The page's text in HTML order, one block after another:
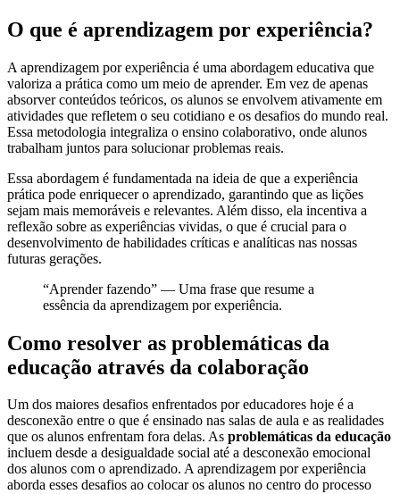
O que é aprendizagem por experiência?
A aprendizagem por experiência é uma abordagem educativa que
valoriza a prática como um meio de aprender. Em vez de apenas
absorver conteúdos teóricos, os alunos se envolvem ativamente em
atividades que refletem o seu cotidiano e os desafios do mundo real.
Essa metodologia integraliza o ensino colaborativo, onde alunos
trabalham juntos para solucionar problemas reais.
Essa abordagem é fundamentada na ideia de que a experiência
prática pode enriquecer o aprendizado, garantindo que as lições
sejam mais memoráveis e relevantes. Além disso, ela incentiva a
reflexão sobre as experiências vividas, o que é crucial para o
desenvolvimento de habilidades críticas e analíticas nas nossas
futuras gerações.
“Aprender fazendo” — Uma frase que resume a
essência da aprendizagem por experiência.
Como resolver as problemáticas da
educação através da colaboração
Um dos maiores desafios enfrentados por educadores hoje é a
desconexão entre o que é ensinado nas salas de aula e as realidades
que os alunos enfrentam fora delas. As problemáticas da educação
incluem desde a desigualdade social até a desconexão emocional
dos alunos com o aprendizado. A aprendizagem por experiência
aborda esses desafios ao colocar os alunos no centro do processo